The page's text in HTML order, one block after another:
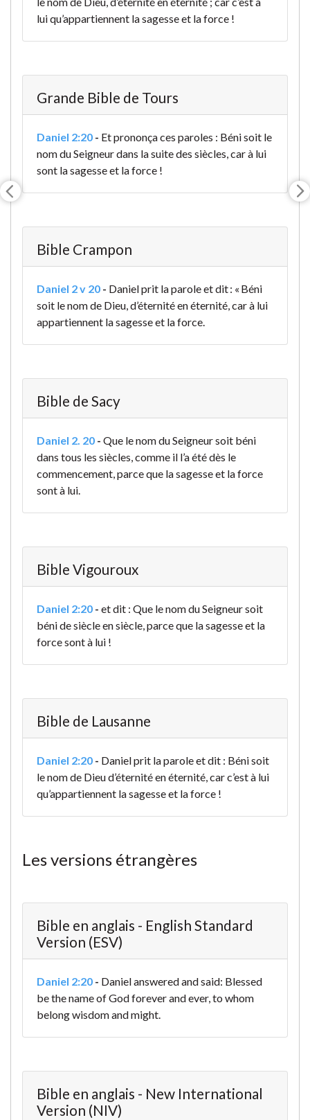
lui qu’appartiennent la sagesse et la force !
Grande Bible de Tours
Daniel 2:20 - Et prononça ces paroles : Béni soit le
nom du Seigneur dans la suite des siècles, car à lui
sont la sagesse et la force !
Bible Crampon
Daniel 2 v 20 - Daniel prit la parole et dit : « Béni
soit le nom de Dieu, d’éternité en éternité, car à lui
appartiennent la sagesse et la force.
Bible de Sacy
Daniel 2. 20 - Que le nom du Seigneur soit béni
dans tous les siècles, comme il l’a été dès le
commencement, parce que la sagesse et la force
sont à lui.
Bible Vigouroux
Daniel 2:20 - et dit : Que le nom du Seigneur soit
béni de siècle en siècle, parce que la sagesse et la
force sont à lui !
Bible de Lausanne
Daniel 2:20 - Daniel prit la parole et dit : Béni soit
le nom de Dieu d’éternité en éternité, car c’est à lui
qu’appartiennent la sagesse et la force !
Les versions étrangères
Bible en anglais - English Standard
Version (ESV)
Daniel 2:20 - Daniel answered and said: Blessed
be the name of God forever and ever,to whom
belong wisdom and might.
Bible en anglais - New International
Version (NIV)